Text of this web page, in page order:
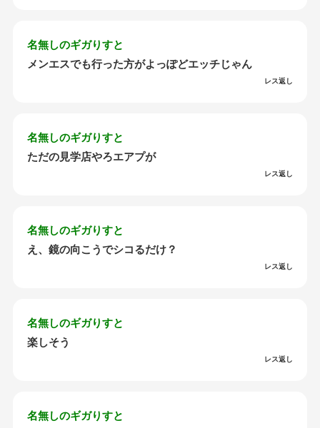
名無しのギガりすと
メンエスでも行った方がよっぽどエッチじゃん
レス返し
名無しのギガりすと
ただの見学店やろエアプが
レス返し
名無しのギガりすと
え、鏡の向こうでシコるだけ？
レス返し
名無しのギガりすと
楽しそう
レス返し
名無しのギガりすと